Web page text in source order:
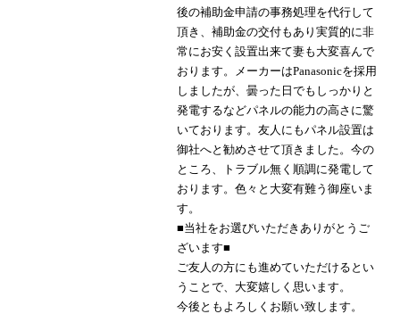
後の補助金申請の事務処理を代行して
頂き、補助金の交付もあり実質的に非
常にお安く設置出来て妻も大変喜んで
おります。メーカーはPanasonicを採用
しましたが、曇った日でもしっかりと
発電するなどパネルの能力の高さに驚
いております。友人にもパネル設置は
御社へと勧めさせて頂きました。今の
ところ、トラブル無く順調に発電して
おります。色々と大変有難う御座いま
す。
■当社をお選びいただきありがとうご
ざいます■
ご友人の方にも進めていただけるとい
うことで、大変嬉しく思います。
今後ともよろしくお願い致します。